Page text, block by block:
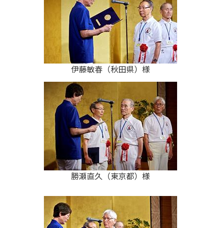
伊藤敏春（秋田県）様
勝瀬直久（東京都）様